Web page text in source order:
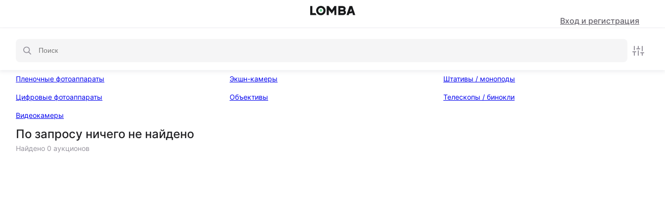
Вход и регистрация
Пленочные фотоаппараты
Цифровые фотоаппараты
Видеокамеры
Экшн-камеры
Объективы
Штативы / моноподы
Телескопы / бинокли
По запросу ничего не найдено
Найдено 0 аукционов